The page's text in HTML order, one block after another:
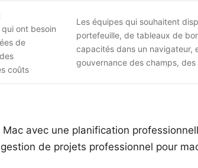
ont besoin
de
coûts
Les équipes qui souhaitent
portefeuille, de tableaux de
capacités dans un navigateur,
gouvernance des champs,
avec une planification
de projets professionnel pour